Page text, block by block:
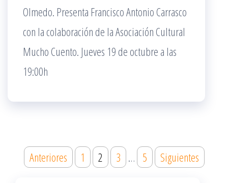
Olmedo. Presenta Francisco Antonio Carrasco
con la colaboración de la Asociación Cultural
Mucho Cuento. Jueves 19 de octubre a las
19:00h
Paginación
de
Anteriores 1 2 3 … 5 Siguientes